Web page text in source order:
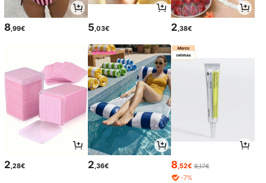
8,99€ 5,03€ 2,38€
2,28€ 2,36€ 8,52€ 9,17€
-7%